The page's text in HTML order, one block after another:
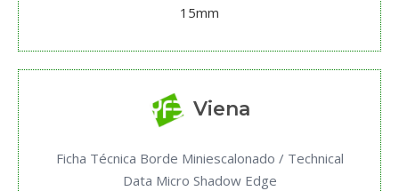
15mm
Viena
Ficha Técnica Borde Miniescalonado / Technical
Data Micro Shadow Edge